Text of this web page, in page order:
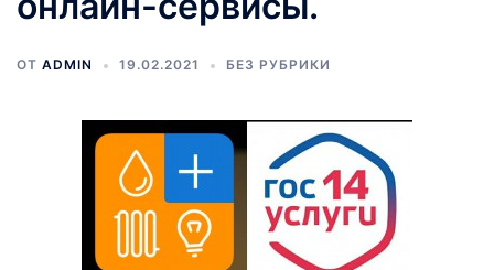
ОТ ADMIN 19.02.2021 БЕЗ РУБРИКИ